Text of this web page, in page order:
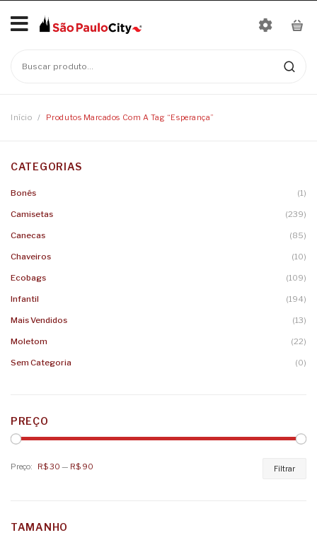
Bonés
Baby Look
Moletons
Camisetas Infantis
Chaveiros
Ecobags
Início / Produtos Marcados Com A Tag “esperança”
CATEGORIAS
Bonés (1)
Camisetas (239)
Canecas (85)
Chaveiros (10)
Ecobags (109)
Infantil (194)
Mais Vendidos (13)
Moletom (22)
Sem Categoria (0)
PREÇO
Filtrar
Preço: R$ 30 — R$ 90
TAMANHO